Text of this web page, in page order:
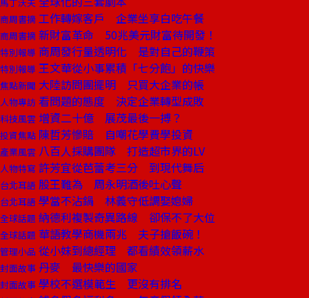
商周書摘 工作轉嫁客戶 企業坐享白吃午餐
商周書摘 新財富革命 50兆美元財富待開發！
特別報導 商周發行量透明化 是對自己的鞭策
特別報導 王文華從小事累積「七分飽」的快樂
焦點新聞 大陸訪問團擺明 只買大企業的帳
人物專訪 看問題的態度 決定企業轉型成敗
科技風雲 增資二十億 展茂最後一搏？
投資焦點 陳哲芳慘賠 自嘲花學費學投資
產業風雲 八百人採購團隊 打造超市界的LV
人物特寫 許芳宜從芭蕾考三分 到現代舞后
台北耳語 股王難為 周永明酒後吐心聲
台北耳語 學當不沾鍋 林義守低調娶媳婦
全球話題 納德利複製奇異路線 卻保不了大位
全球話題 華語教學商機兩兆 夫子搶飯碗！
管理小品 從小妹到總經理 都看績效領薪水
封面故事 丹麥 最快樂的國家
封面故事 學校不選模範生 更沒有排名